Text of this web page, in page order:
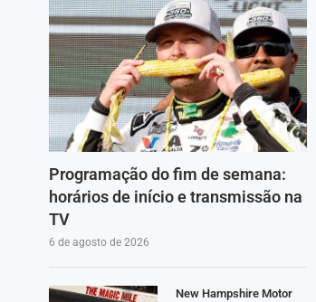
Programação do fim de semana:
horários de início e transmissão na
TV
6 de agosto de 2026
New Hampshire Motor